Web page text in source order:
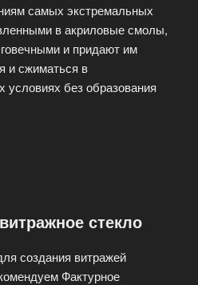
самых экстремальных
в акриловые смолы,
и придают им
и сжиматься в
условиях без образования
стекло
создания витражей
Фактурное